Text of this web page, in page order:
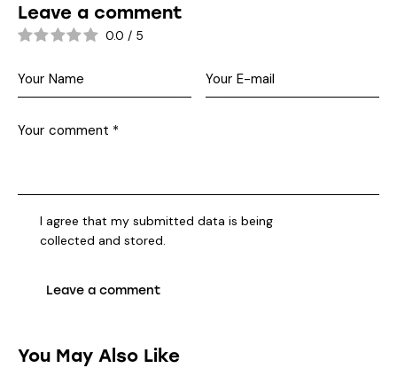
Leave a comment
0.0 / 5
I agree that my submitted data is being
collected and stored.
You May Also Like